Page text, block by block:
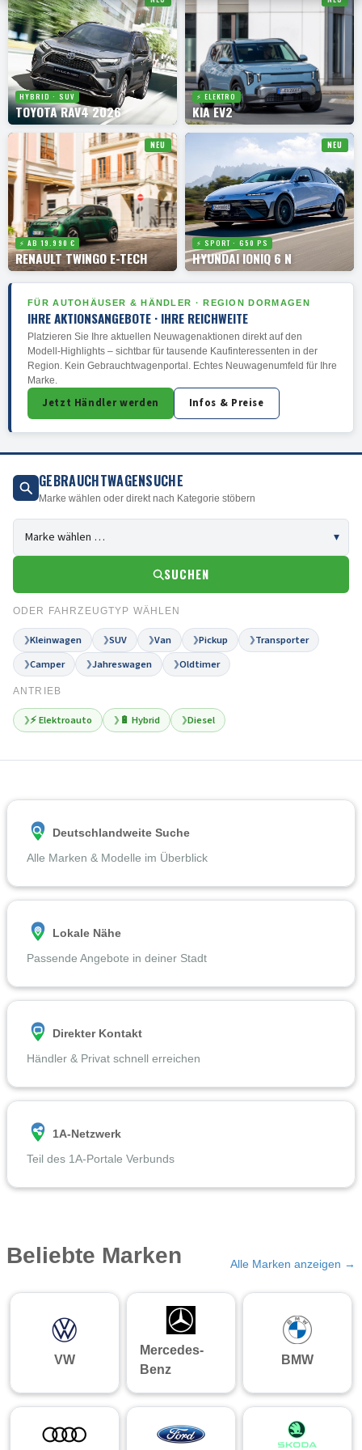
HYBRID · SUV
TOYOTA RAV4 2026
⚡ ELEKTRO
KIA EV2
NEU
⚡ AB 19.990 €
RENAULT TWINGO E-TECH
NEU
⚡ SPORT · 650 PS
HYUNDAI IONIQ 6 N
FÜR AUTOHÄUSER & HÄNDLER · REGION DORMAGEN
IHRE AKTIONSANGEBOTE · IHRE REICHWEITE
Platzieren Sie Ihre aktuellen Neuwagenaktionen direkt auf den
Modell-Highlights – sichtbar für tausende Kaufinteressenten in der
Region. Kein Gebrauchtwagenportal. Echtes Neuwagenumfeld für Ihre
Marke.
Jetzt Händler werden Infos & Preise
GEBRAUCHTWAGENSUCHE
Marke wählen oder direkt nach Kategorie stöbern
SUCHEN
ODER FAHRZEUGTYP WÄHLEN
❯Kleinwagen ❯SUV ❯Van ❯Pickup ❯Transporter
❯Camper ❯Jahreswagen ❯Oldtimer
ANTRIEB
❯⚡ Elektroauto ❯ 🔋 Hybrid ❯Diesel
Deutschlandweite Suche
Alle Marken & Modelle im Überblick
Lokale Nähe
Passende Angebote in deiner Stadt
Direkter Kontakt
Händler & Privat schnell erreichen
1A-Netzwerk
Teil des 1A-Portale Verbunds
Beliebte Marken Alle Marken anzeigen →
VW
Mercedes-
Benz
BMW